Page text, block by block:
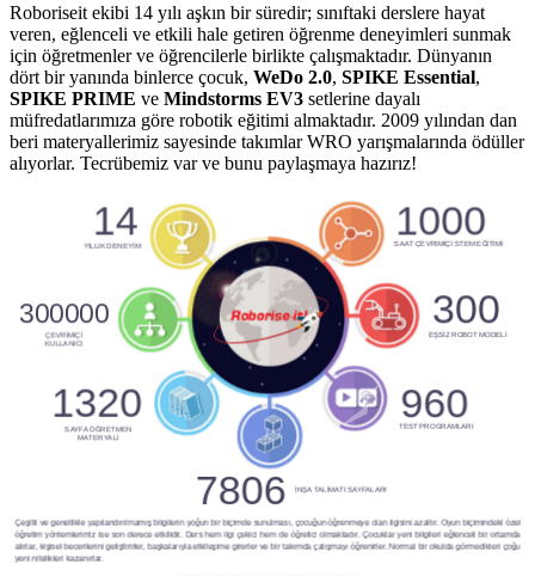
Roboriseit ekibi 14 yılı aşkın bir süredir; sınıftaki derslere hayat
veren, eğlenceli ve etkili hale getiren öğrenme deneyimleri sunmak
için öğretmenler ve öğrencilerle birlikte çalışmaktadır. Dünyanın
dört bir yanında binlerce çocuk, WeDo 2.0, SPIKE Essential,
SPIKE PRIME ve Mindstorms EV3 setlerine dayalı
müfredatlarımıza göre robotik eğitimi almaktadır. 2009 yılından dan
beri materyallerimiz sayesinde takımlar WRO yarışmalarında ödüller
alıyorlar. Tecrübemiz var ve bunu paylaşmaya hazırız!